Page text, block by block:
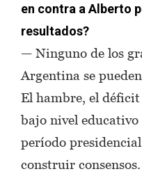
en contra a Alberto
resultados?
— Ninguno de los
Argentina se
El hambre, el
bajo nivel educativo
período
construir consensos.